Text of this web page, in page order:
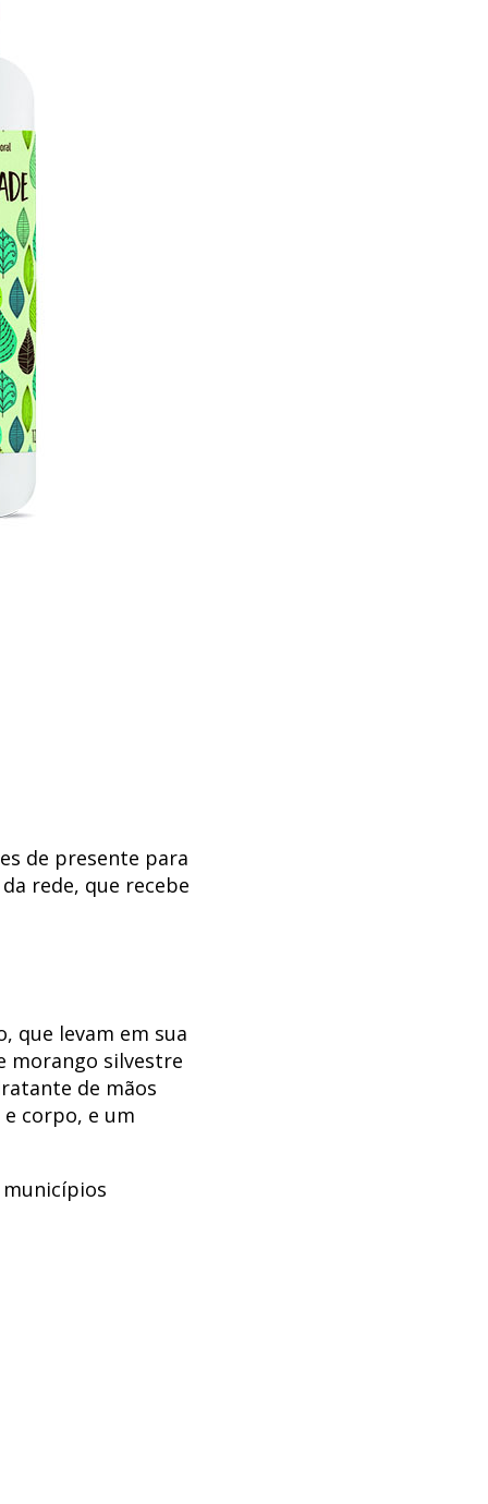
de presente para
rede, que recebe
que levam em sua
morango silvestre
de mãos
corpo, e um
municípios